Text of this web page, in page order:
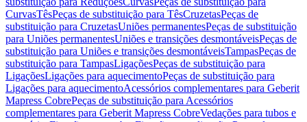
CurvasTêsPeças de substituição para TêsCruzetasPeças de
substituição para CruzetasUniões permanentesPeças de substituição
para Uniões permanentesUniões e transições desmontáveisPeças de
substituição para Uniões e transições desmontáveisTampasPeças de
substituição para TampasLigaçõesPeças de substituição para
LigaçõesLigações para aquecimentoPeças de substituição para
Ligações para aquecimentoAcessórios complementares para Geberit
Mapress CobrePeças de substituição para Acessórios
complementares para Geberit Mapress CobreVedações para tubos e